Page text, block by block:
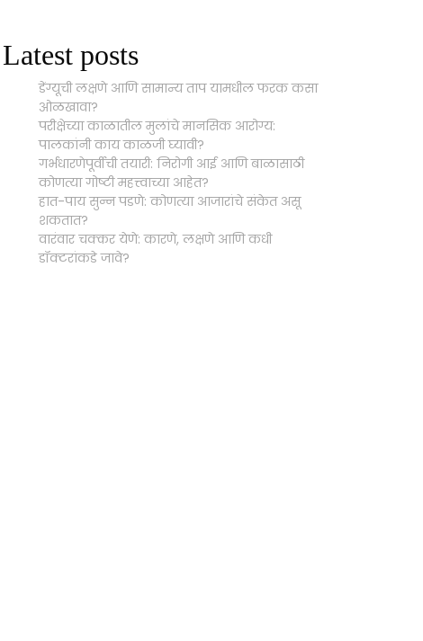
Latest posts
डेंग्यूची लक्षणे आणि सामान्य ताप यामधील फरक कसा
ओळखावा?
परीक्षेच्या काळातील मुलांचे मानसिक आरोग्य:
पालकांनी काय काळजी घ्यावी?
गर्भधारणेपूर्वीची तयारी: निरोगी आई आणि बाळासाठी
कोणत्या गोष्टी महत्त्वाच्या आहेत?
हात-पाय सुन्न पडणे: कोणत्या आजारांचे संकेत असू
शकतात?
वारंवार चक्कर येणे: कारणे, लक्षणे आणि कधी
डॉक्टरांकडे जावे?